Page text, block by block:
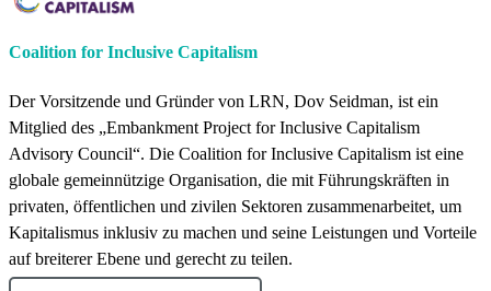
Coalition for Inclusive Capitalism
Der Vorsitzende und Gründer von LRN, Dov Seidman, ist ein
Mitglied des „Embankment Project for Inclusive Capitalism
Advisory Council“. Die Coalition for Inclusive Capitalism ist eine
globale gemeinnützige Organisation, die mit Führungskräften in
privaten, öffentlichen und zivilen Sektoren zusammenarbeitet, um
Kapitalismus inklusiv zu machen und seine Leistungen und Vorteile
auf breiterer Ebene und gerecht zu teilen.